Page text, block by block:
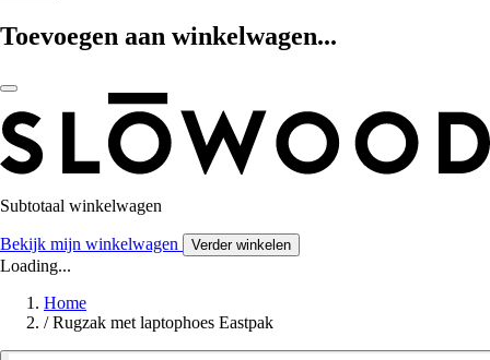
Toevoegen aan winkelwagen...
Subtotaal winkelwagen
Bekijk mijn winkelwagen Verder winkelen
Loading...
Home
/ Rugzak met laptophoes Eastpak